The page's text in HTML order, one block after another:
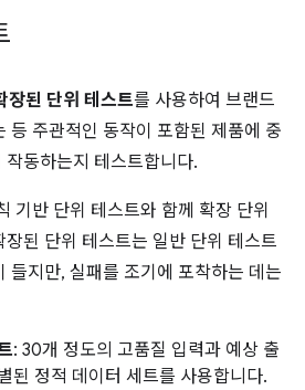
장된 단위 테스트를 사용하여 브랜드
등 주관적인 동작이 포함된 제품에 중
동하는지 테스트합니다.
기반 단위 테스트와 함께 확장 단위
된 단위 테스트는 일반 단위 테스트
들지만, 실패를 조기에 포착하는 데는
: 30개 정도의 고품질 입력과 예상 출
된 정적 데이터 세트를 사용합니다.